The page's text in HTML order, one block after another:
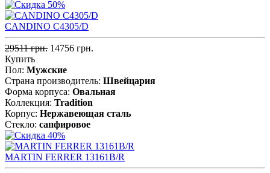
CANDINO C4305/D
29511 грн. 14756 грн.
Купить
Пол: Мужские
Страна производитель: Швейцария
Форма корпуса: Овальная
Коллекция: Tradition
Корпус: Нержавеющая cталь
Стекло: сапфировое
MARTIN FERRER 13161B/R